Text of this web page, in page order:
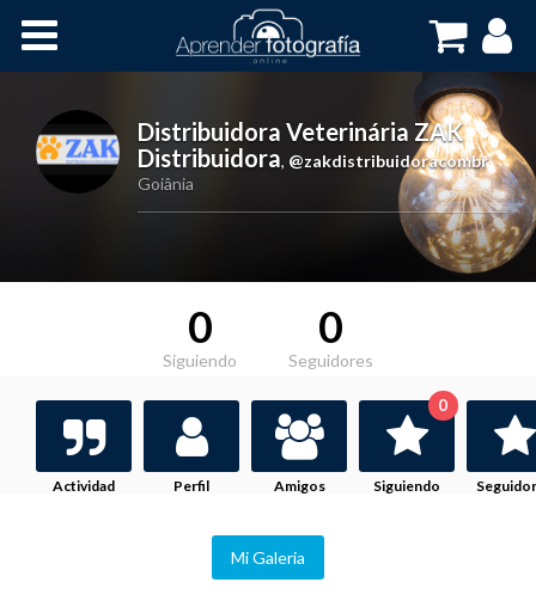
Cursos OnLine
Distribuidora Veterinária ZAK
Distribuidora, @zakdistribuidoracombr
Goiânia
0
Siguiendo
0
Seguidores
Actividad Perfil Amigos Siguiendo
0
Mi Galeria